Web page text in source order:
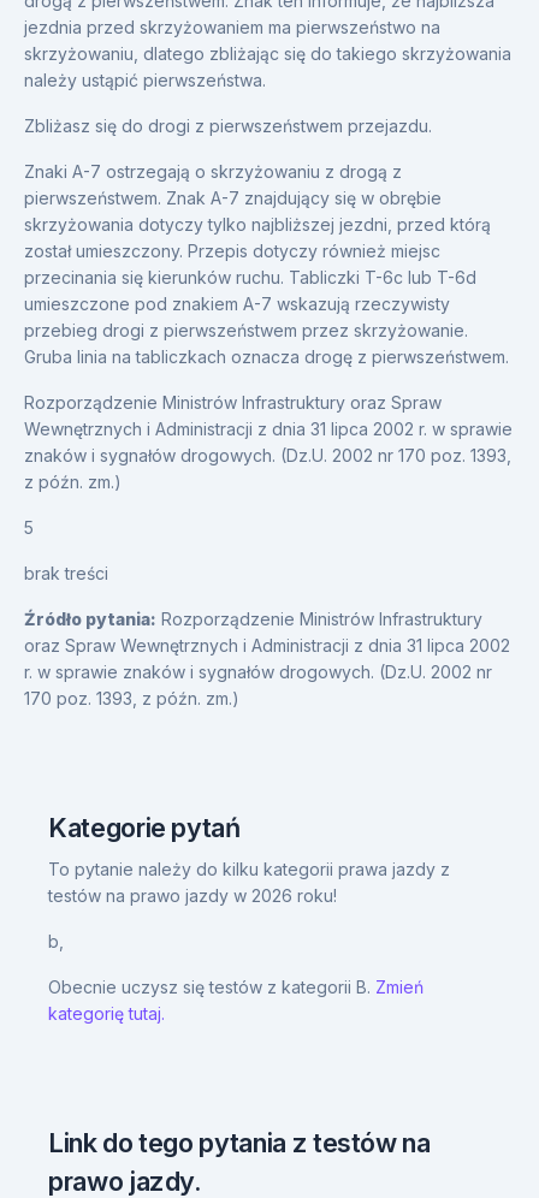
jezdnia przed skrzyżowaniem ma pierwszeństwo na
skrzyżowaniu, dlatego zbliżając się do takiego skrzyżowania
należy ustąpić pierwszeństwa.
Zbliżasz się do drogi z pierwszeństwem przejazdu.
Znaki A-7 ostrzegają o skrzyżowaniu z drogą z
pierwszeństwem. Znak A-7 znajdujący się w obrębie
skrzyżowania dotyczy tylko najbliższej jezdni, przed którą
został umieszczony. Przepis dotyczy również miejsc
przecinania się kierunków ruchu. Tabliczki T-6c lub T-6d
umieszczone pod znakiem A-7 wskazują rzeczywisty
przebieg drogi z pierwszeństwem przez skrzyżowanie.
Gruba linia na tabliczkach oznacza drogę z pierwszeństwem.
Rozporządzenie Ministrów Infrastruktury oraz Spraw
Wewnętrznych i Administracji z dnia 31 lipca 2002 r. w sprawie
znaków i sygnałów drogowych. (Dz.U. 2002 nr 170 poz. 1393,
z późn. zm.)
5
brak treści
Źródło pytania: Rozporządzenie Ministrów Infrastruktury
oraz Spraw Wewnętrznych i Administracji z dnia 31 lipca 2002
r. w sprawie znaków i sygnałów drogowych. (Dz.U. 2002 nr
170 poz. 1393, z późn. zm.)
Kategorie pytań
To pytanie należy do kilku kategorii prawa jazdy z
testów na prawo jazdy w 2026 roku!
b,
Obecnie uczysz się testów z kategorii B. Zmień
kategorię tutaj.
Link do tego pytania z testów na
prawo jazdy.